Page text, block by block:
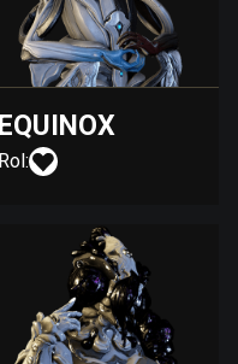
EQUINOX
Rol: